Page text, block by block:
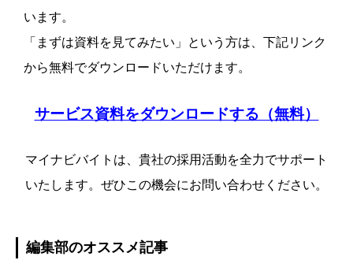
います。
「まずは資料を見てみたい」という方は、下記リンク
から無料でダウンロードいただけます。
サービス資料をダウンロードする（無料）
マイナビバイトは、貴社の採用活動を全力でサポート
いたします。ぜひこの機会にお問い合わせください。
編集部のオススメ記事